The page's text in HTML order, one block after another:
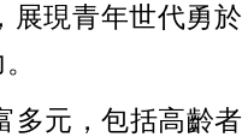
展現青年世代勇於
元，包括高齡者